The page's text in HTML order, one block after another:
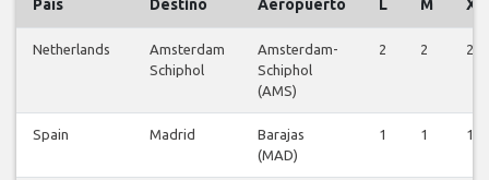
País Destino Aeropuerto L M X
Netherlands
Amsterdam
Schiphol
Amsterdam-
Schiphol
(AMS)
2 2 2
Spain Madrid
Barajas
(MAD)
1 1 1